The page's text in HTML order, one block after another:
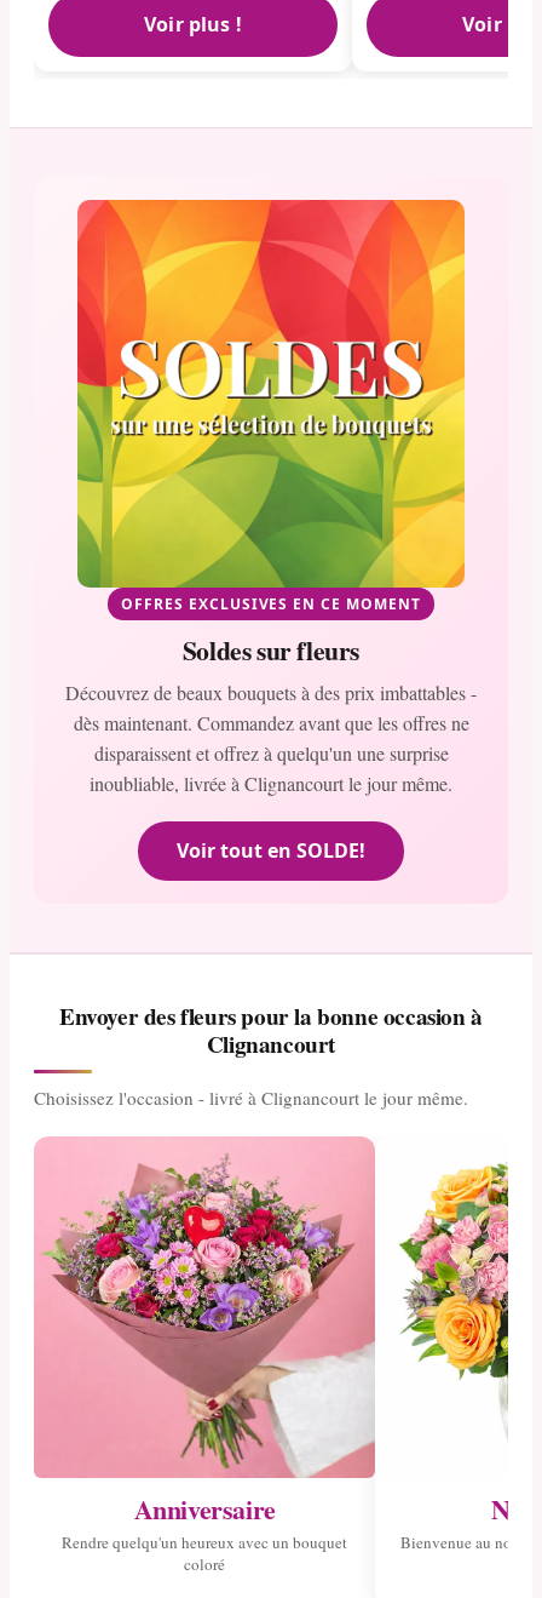
Voir plus ! Voir
OFFRES EXCLUSIVES EN CE MOMENT
Soldes sur fleurs
Découvrez de beaux bouquets à des prix imbattables -
dès maintenant. Commandez avant que les offres ne
disparaissent et offrez à quelqu'un une surprise
inoubliable, livrée à Clignancourt le jour même.
Voir tout en SOLDE!
Envoyer des fleurs pour la bonne occasion à
Clignancourt
Choisissez l'occasion - livré à Clignancourt le jour même.
Anniversaire
Rendre quelqu'un heureux avec un bouquet
coloré
Bienvenue au